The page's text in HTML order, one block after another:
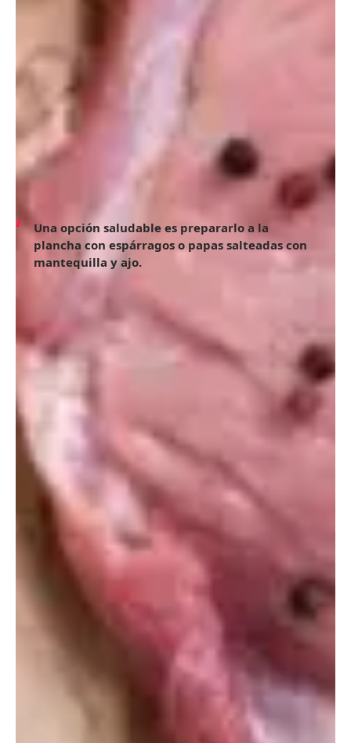
La pechuga de pollo es una carne magra con
Su versatilidad en la cocina permite prepararla de diversas
formas, como bañada en salsa de queso o a la plancha con
una ensalada de quinoa.
3. Lomo de cerdo
A pesar de los mitos, el lomo de cerdo es rico en vitaminas
B y fósforo, esenciales para el corazón, el sistema nervioso
y los huesos. Contiene aproximadamente 21.3 gramos de
proteína por cada 100 gramos.
Una opción saludable es prepararlo a la
plancha con espárragos o papas salteadas con
mantequilla y ajo.
4. Lomo de ternera
El lomo de ternera es una fuente de proteínas magras con
21.8 gramos por cada 100 gramos. Además, aporta
nutrientes como hierro, potasio, zinc, fósforo, vitamina B6,
riboflavina, niacina y vitamina B12.
Para una comida familiar, prueba un guisado de ternera
con verduras y hierbas aromáticas, una opción nutritiva y
sabrosa.
5. Salmón
El salmón es una excelente fuente de proteínas con 20.4
gramos por cada 100 gramos. Destaca por su contenido
de ácidos grasos omega-3, vitaminas y minerales.
Incluir salmón en la cena puede beneficiar la construcción
muscular, mantener la masa muscular y contribuir a la
pérdida de peso.
Prueba un salmón a la naranja con guarniciones como
papas doradas, espárragos o arroz para una cena nutritiva
Las nueces son un fruto seco nutritivo con 21.2 gramos de
proteínas por cada 100 gramos. Son ricas en vitaminas,
minerales y ácidos grasos esenciales.
Además de comerlas solas, puedes preparar salsas y
pestos con nueces mezcladas con albahaca, ajo y aceite de